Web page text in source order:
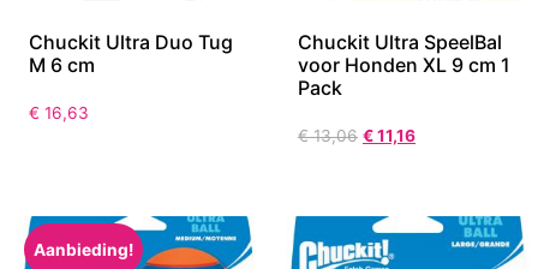
Chuckit Ultra Duo Tug
M 6 cm
€ 16,63
Chuckit Ultra SpeelBal
voor Honden XL 9 cm 1
Pack
€13,06 €11,16
Aanbieding!